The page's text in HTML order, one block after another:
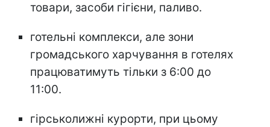
товари, засоби гігієни, паливо.
готельні комплекси, але зони
громадського харчування в готелях
працюватимуть тільки з 6:00 до
11:00.
гірськолижні курорти, при цьому